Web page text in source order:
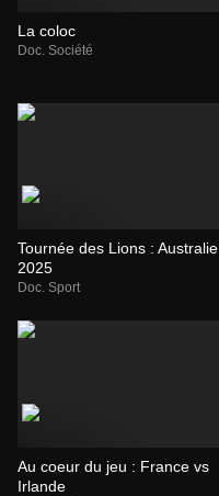
La coloc
Doc. Société
Tournée des Lions : Australie
2025
Doc. Sport
Au coeur du jeu : France vs
Irlande